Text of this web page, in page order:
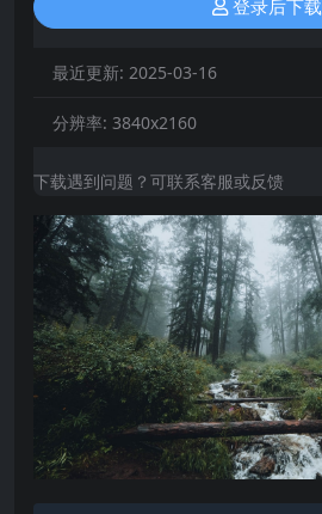
登录后下载
最近更新: 2025-03-16
分辨率: 3840x2160
下载遇到问题？可联系客服或反馈